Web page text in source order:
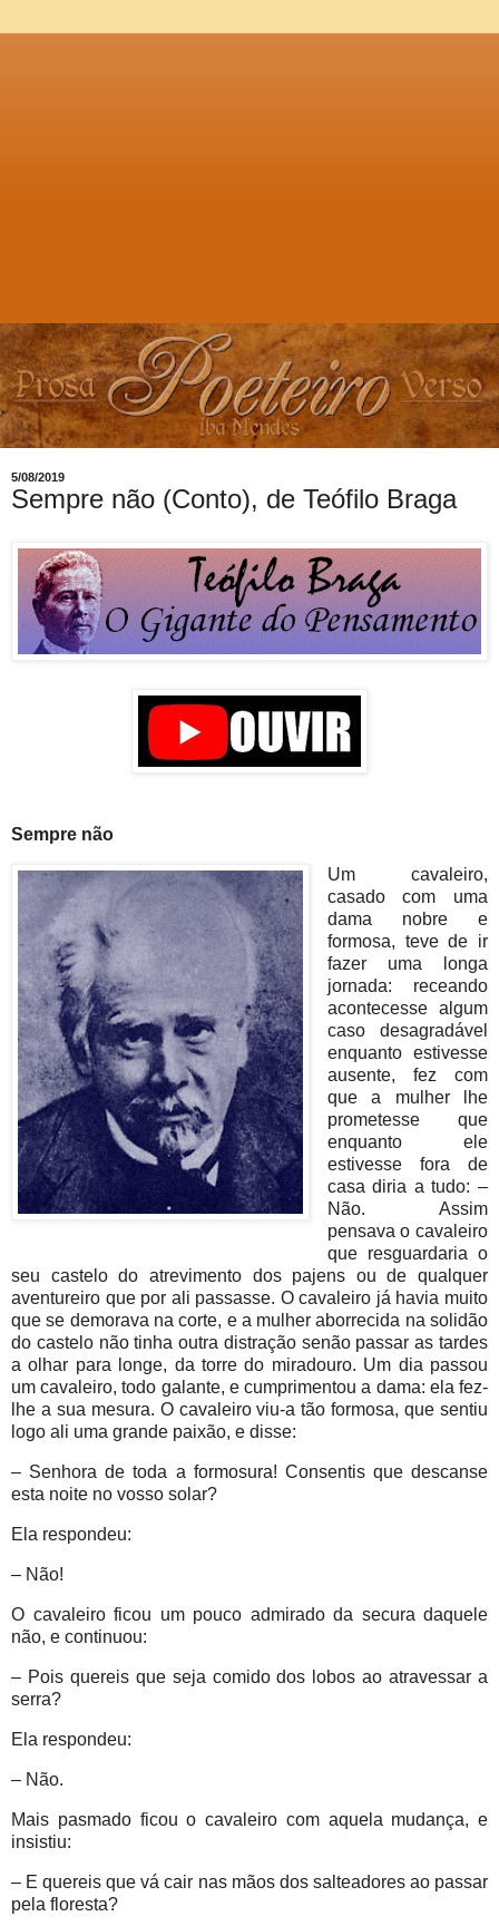
5/08/2019
Sempre não (Conto), de Teófilo Braga
Sempre não
Um cavaleiro,
casado com uma
dama nobre e
formosa, teve de ir
fazer uma longa
jornada: receando
acontecesse algum
caso desagradável
enquanto estivesse
ausente, fez com
que a mulher lhe
prometesse que
enquanto ele
estivesse fora de
casa diria a tudo: –
Não. Assim
pensava o cavaleiro
que resguardaria o
seu castelo do atrevimento dos pajens ou de qualquer
aventureiro que por ali passasse. O cavaleiro já havia muito
que se demorava na corte, e a mulher aborrecida na solidão
do castelo não tinha outra distração senão passar as tardes
a olhar para longe, da torre do miradouro. Um dia passou
um cavaleiro, todo galante, e cumprimentou a dama: ela fez-
lhe a sua mesura. O cavaleiro viu-a tão formosa, que sentiu
logo ali uma grande paixão, e disse:
– Senhora de toda a formosura! Consentis que descanse
esta noite no vosso solar?
Ela respondeu:
– Não!
O cavaleiro ficou um pouco admirado da secura daquele
não, e continuou:
– Pois quereis que seja comido dos lobos ao atravessar a
serra?
Ela respondeu:
– Não.
Mais pasmado ficou o cavaleiro com aquela mudança, e
insistiu:
– E quereis que vá cair nas mãos dos salteadores ao passar
pela floresta?